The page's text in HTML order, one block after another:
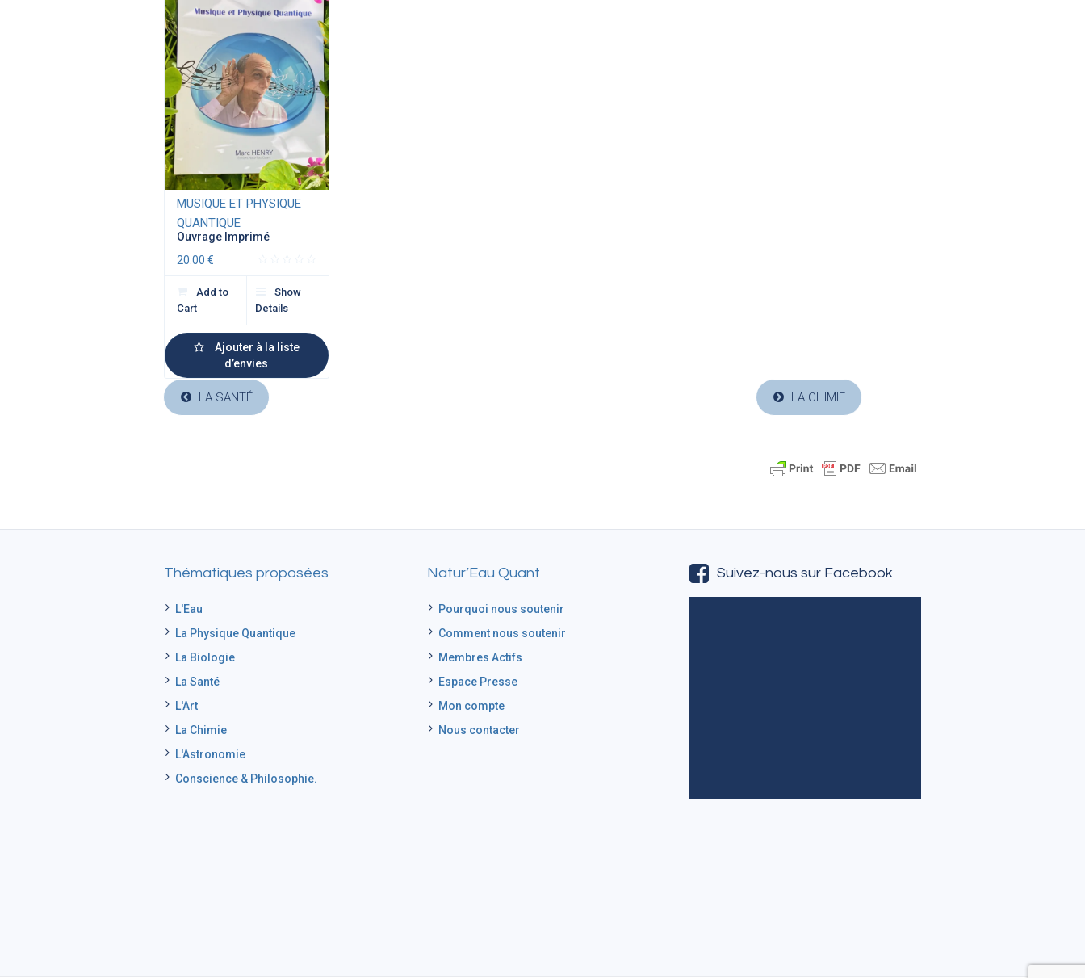
MUSIQUE ET PHYSIQUE
QUANTIQUE
Ouvrage Imprimé
20.00 €
Add to
Cart
Show
Details
Ajouter à la liste
d’envies
LA SANTÉ LA CHIMIE
Thématiques proposées
L'Eau
La Physique Quantique
La Biologie
La Santé
L'Art
La Chimie
L'Astronomie
Conscience & Philosophie.
Natur’Eau Quant
Pourquoi nous soutenir
Comment nous soutenir
Membres Actifs
Espace Presse
Mon compte
Nous contacter
Suivez-nous sur Facebook